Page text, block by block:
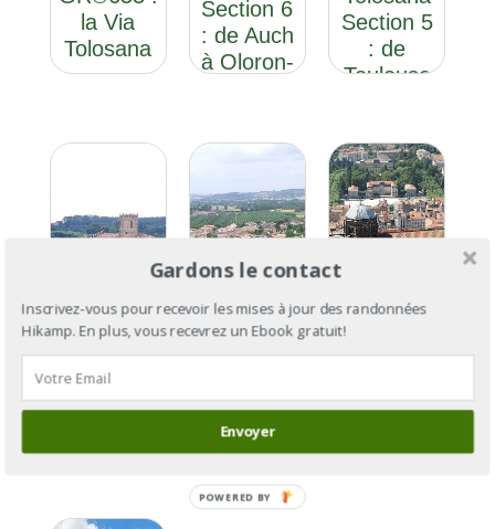
la Via
Tolosana
Section 6
: de Auch
à Oloron-
Section 5
: de
Toulouse
GR®65 :
la Via
Podiensis
Section 6,
de
GR®65 :
la Via
Section 5,
de
Moissac à
GR®65, Via
et Via
Gardons le contact
Inscrivez-vous pour recevoir les mises à jour des randonnées
Hikamp. En plus, vous recevrez un Ebook gratuit!
Envoyer
POWERED